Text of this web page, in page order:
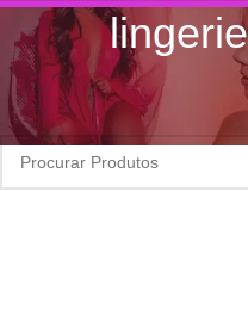
Início Produtos marcados
Nenhum produto foi encontrado